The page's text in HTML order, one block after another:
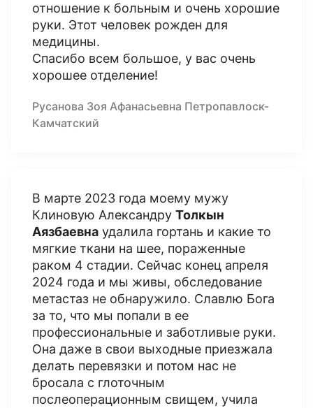
отношение к больным и очень хорошие
руки. Этот человек рожден для
медицины.
Спасибо всем большое, у вас очень
хорошее отделение!
Русанова Зоя Афанасьевна Петропавлоск-
Камчатский
В марте 2023 года моему мужу
Клиновую Александру Толкын
Аязбаевна удалила гортань и какие то
мягкие ткани на шее, пораженные
раком 4 стадии. Сейчас конец апреля
2024 года и мы живы, обследование
метастаз не обнаружило. Славлю Бога
за то, что мы попали в ее
профессиональные и заботливые руки.
Она даже в свои выходные приезжала
делать перевязки и потом нас не
бросала с глоточным
послеоперационным свищем, учила